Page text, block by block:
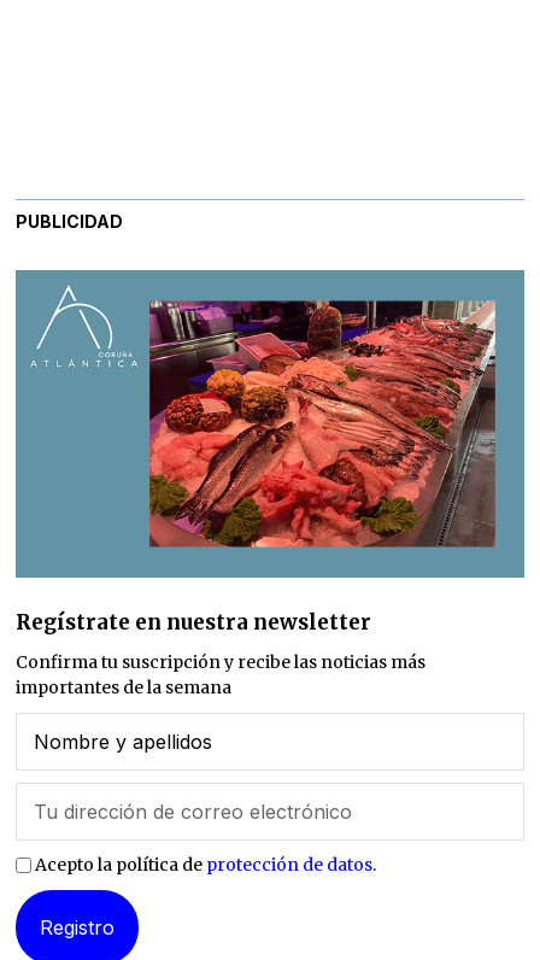
PUBLICIDAD
Regístrate en nuestra newsletter
Confirma tu suscripción y recibe las noticias más
importantes de la semana
Acepto la política de protección de datos.